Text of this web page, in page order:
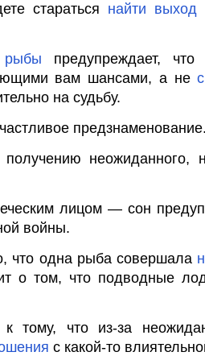
стараться найти выход
рыбы предупреждает,
вам шансами, а не
на судьбу.
неожиданного,
лицом — сон
войны.
что одна рыба совершала
о том, что подводные
тому, что из-за
с какой-то